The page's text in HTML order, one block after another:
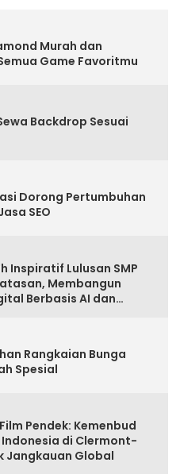
Murah dan
Game Favoritmu
Backdrop Sesuai
Dorong Pertumbuhan
SEO
Inspiratif Lulusan SMP
Membangun
Berbasis AI dan
Rangkaian Bunga
Spesial
Pendek: Kemenbud
di Clermont-
Jangkauan Global